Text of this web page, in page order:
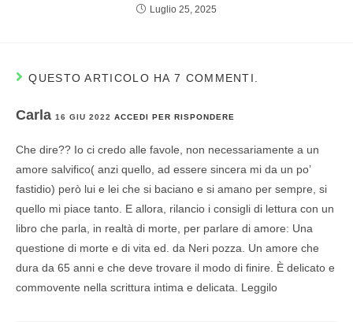
Luglio 25, 2025
QUESTO ARTICOLO HA 7 COMMENTI.
Carla 16 GIU 2022 ACCEDI PER RISPONDERE
Che dire?? Io ci credo alle favole, non necessariamente a un
amore salvifico( anzi quello, ad essere sincera mi da un po’
fastidio) però lui e lei che si baciano e si amano per sempre, si
quello mi piace tanto. E allora, rilancio i consigli di lettura con un
libro che parla, in realtà di morte, per parlare di amore: Una
questione di morte e di vita ed. da Neri pozza. Un amore che
dura da 65 anni e che deve trovare il modo di finire. È delicato e
commovente nella scrittura intima e delicata. Leggilo